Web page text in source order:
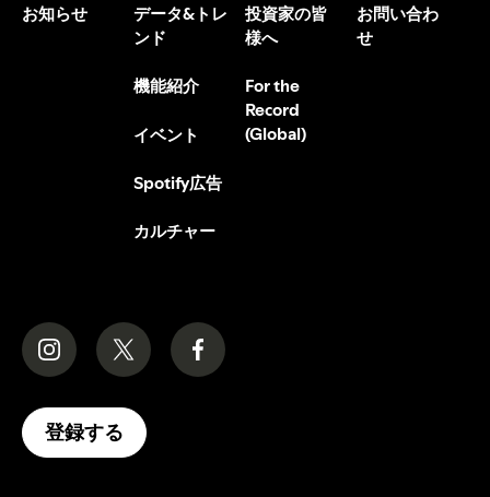
お知らせ
データ&トレ
ンド
機能紹介
イベント
Spotify広告
カルチャー
投資家の皆
様へ
For the
Record
(Global)
お問い合わ
せ
登録する